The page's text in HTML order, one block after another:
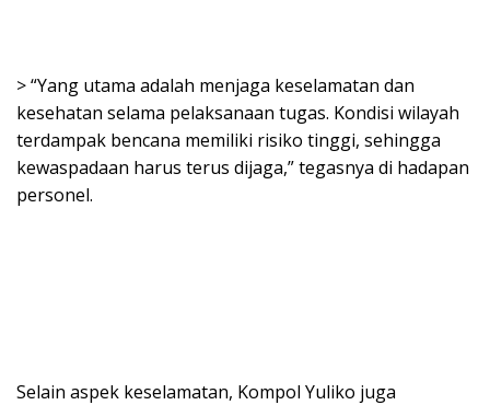
> “Yang utama adalah menjaga keselamatan dan
kesehatan selama pelaksanaan tugas. Kondisi wilayah
terdampak bencana memiliki risiko tinggi, sehingga
kewaspadaan harus terus dijaga,” tegasnya di hadapan
personel.
Selain aspek keselamatan, Kompol Yuliko juga